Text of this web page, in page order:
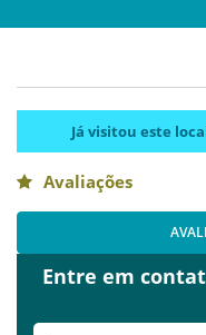
Já visitou este
Avaliações
Entre em